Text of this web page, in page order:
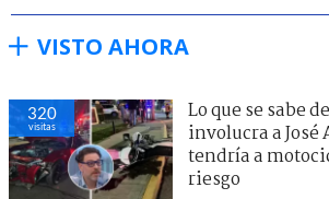
VISTO AHORA
321
visitas
Lo que se sabe
involucra a
tendría a
riesgo